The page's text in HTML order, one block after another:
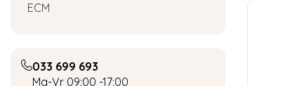
ECM
033 699 693
Ma-Vr 09:00 -17:00